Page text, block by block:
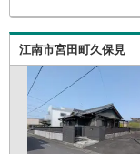
江南市宮田町久保見